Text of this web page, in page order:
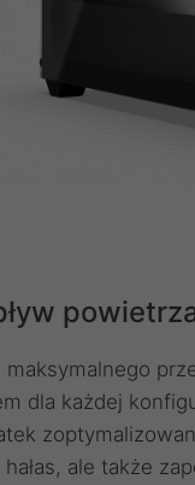
dla każdej
ale także